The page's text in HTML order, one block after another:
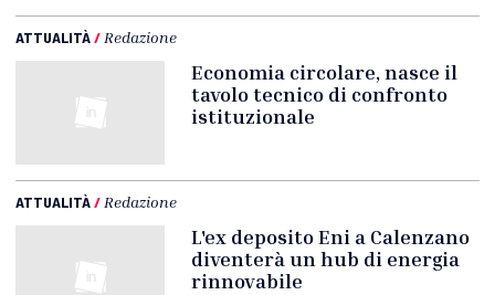
ATTUALITÀ/ Redazione
Economia circolare, nasce il
tavolo tecnico di confronto
istituzionale
ATTUALITÀ/ Redazione
L'ex deposito Eni a Calenzano
diventerà un hub di energia
rinnovabile